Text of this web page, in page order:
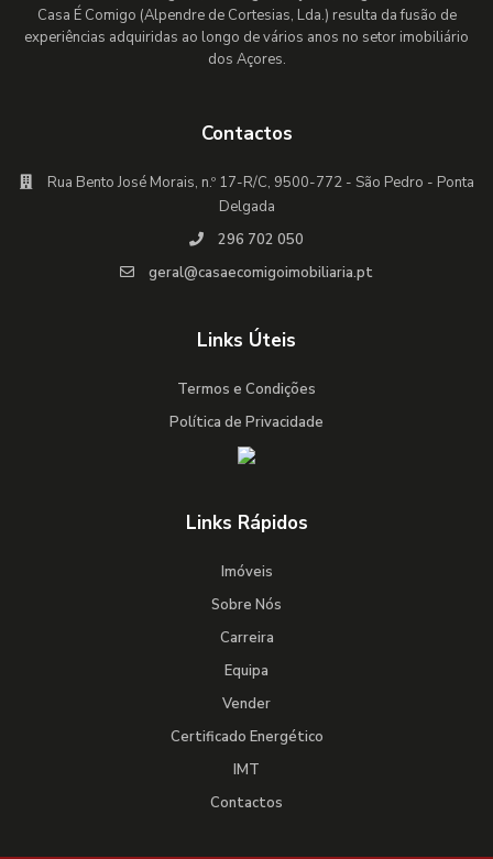
Casa É Comigo (Alpendre de Cortesias, Lda.) resulta da fusão de
experiências adquiridas ao longo de vários anos no setor imobiliário
dos Açores.
Contactos
Rua Bento José Morais, n.º 17-R/C, 9500-772 - São Pedro - Ponta
Delgada
296 702 050
geral@casaecomigoimobiliaria.pt
Links Úteis
Termos e Condições
Política de Privacidade
Links Rápidos
Imóveis
Sobre Nós
Carreira
Equipa
Vender
Certificado Energético
IMT
Contactos